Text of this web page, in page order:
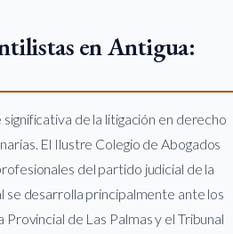
en Antigua:
de la litigación en derecho
El Ilustre Colegio de Abogados
del partido judicial de la
se desarrolla principalmente ante los
Provincial de Las Palmas y el Tribunal